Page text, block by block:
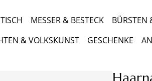
MESSER & BESTECK BÜRSTEN
& VOLKSKUNST
GESCHENKE